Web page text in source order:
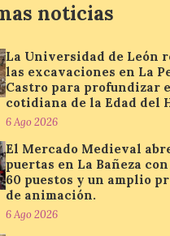
noticias
La Universidad de León
las excavaciones en La
Castro para profundizar
cotidiana de la Edad del
6 Ago 2026
El Mercado Medieval
puertas en La Bañeza
60 puestos y un amplio
de animación.
6 Ago 2026